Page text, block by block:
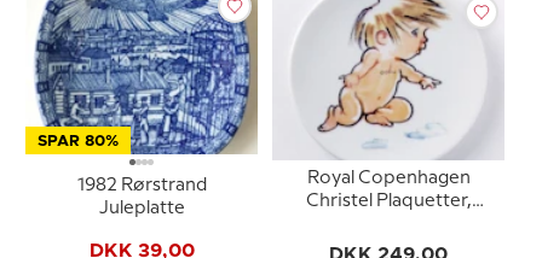
SPAR 80%
1982 Rørstrand
Juleplatte
DKK 39,00
Royal Copenhagen
Christel Plaquetter,